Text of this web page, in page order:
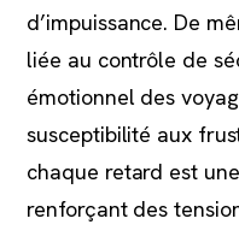
d’impuissance. De
liée au contrôle de
émotionnel des
susceptibilité aux
chaque retard est
renforçant des